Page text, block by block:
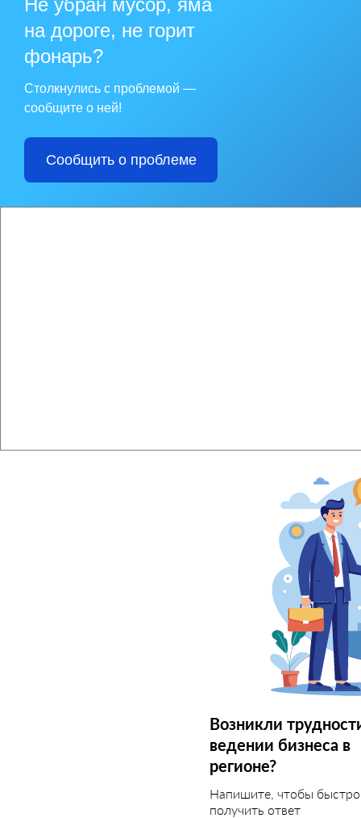
Не убран мусор, яма
на дороге, не горит
фонарь?
Столкнулись с проблемой —
сообщите о ней!
Сообщить о проблеме
Возникли
ведении бизнеса в
регионе?
Напишите, чтобы быстро
получить ответ